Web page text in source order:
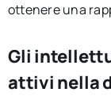
ottenere una
Gli
attivi nella